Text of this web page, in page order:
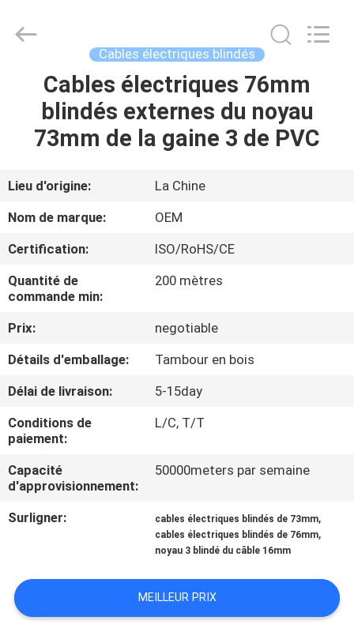
MAISON
PRODUITS
AU
SUJET
DE
VISITE
CONTRÔLE
DE
QUALITÉ
CONTACTEZ-
NOUS
DEMANDEZ
UNE
CITATION
Management
Services
Cables électriques blindés
Cables électriques 76mm
blindés externes du noyau
73mm de la gaine 3 de PVC
Lieu d'origine:
La Chine
Nom de marque:
OEM
Certification:
ISO/RoHS/CE
Quantité de
commande min:
200 mètres
Prix:
negotiable
Détails d'emballage:
Tambour en bois
Délai de livraison:
5-15day
Conditions de
paiement:
L/C, T/T
Capacité
d'approvisionnement:
50000meters par semaine
Surligner: cables électriques blindés de 73mm,
cables électriques blindés de 76mm,
noyau 3 blindé du câble 16mm
MEILLEUR PRIX